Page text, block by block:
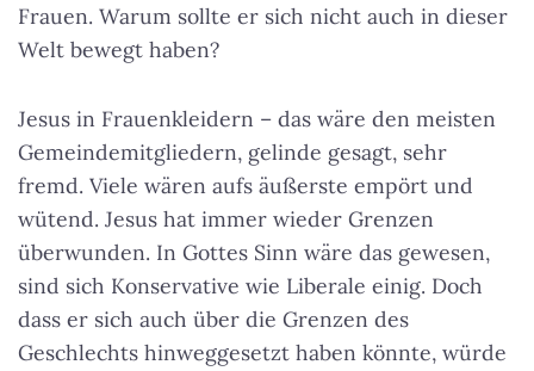
Frauen. Warum sollte er sich nicht auch in dieser
Welt bewegt haben?
Jesus in Frauenkleidern – das wäre den meisten
Gemeindemitgliedern, gelinde gesagt, sehr
fremd. Viele wären aufs äußerste empört und
wütend. Jesus hat immer wieder Grenzen
überwunden. In Gottes Sinn wäre das gewesen,
sind sich Konservative wie Liberale einig. Doch
dass er sich auch über die Grenzen des
Geschlechts hinweggesetzt haben könnte, würde